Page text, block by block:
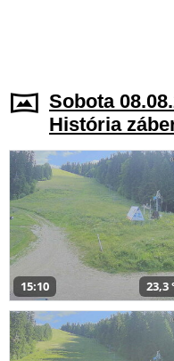
Sobota
História
15:10 23,3